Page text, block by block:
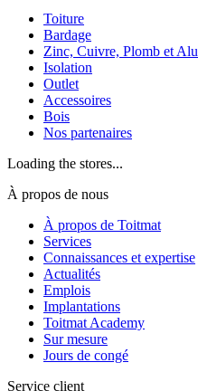
Toiture
Bardage
Zinc, Cuivre, Plomb et Alu
Isolation
Outlet
Accessoires
Bois
Nos partenaires
Loading the stores...
À propos de nous
À propos de Toitmat
Services
Connaissances et expertise
Actualités
Emplois
Implantations
Toitmat Academy
Sur mesure
Jours de congé
Service client